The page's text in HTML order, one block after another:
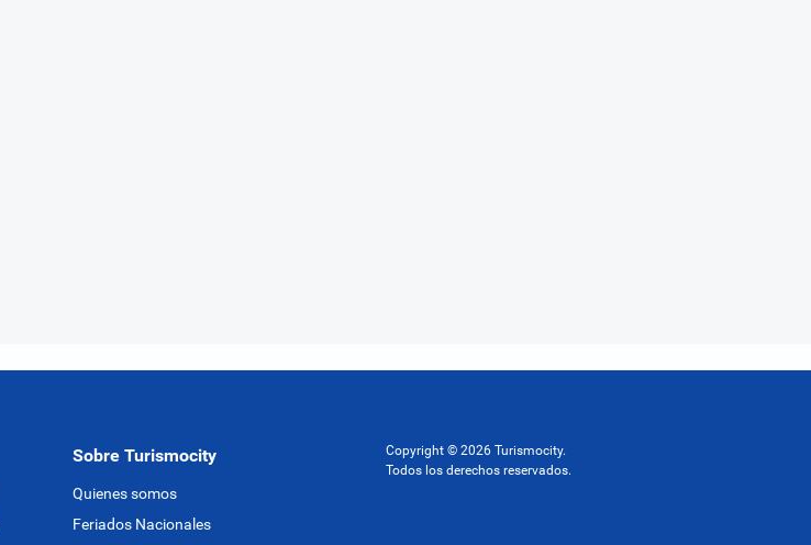
Sobre Turismocity
Quienes somos
Feriados Nacionales
Copyright © 2026 Turismocity.
Todos los derechos reservados.